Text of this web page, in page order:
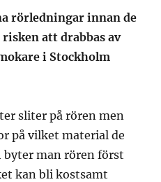
rörledningar innan de
att drabbas av
i Stockholm
sliter på rören men
på vilket material de
byter man rören först
kan bli kostsamt